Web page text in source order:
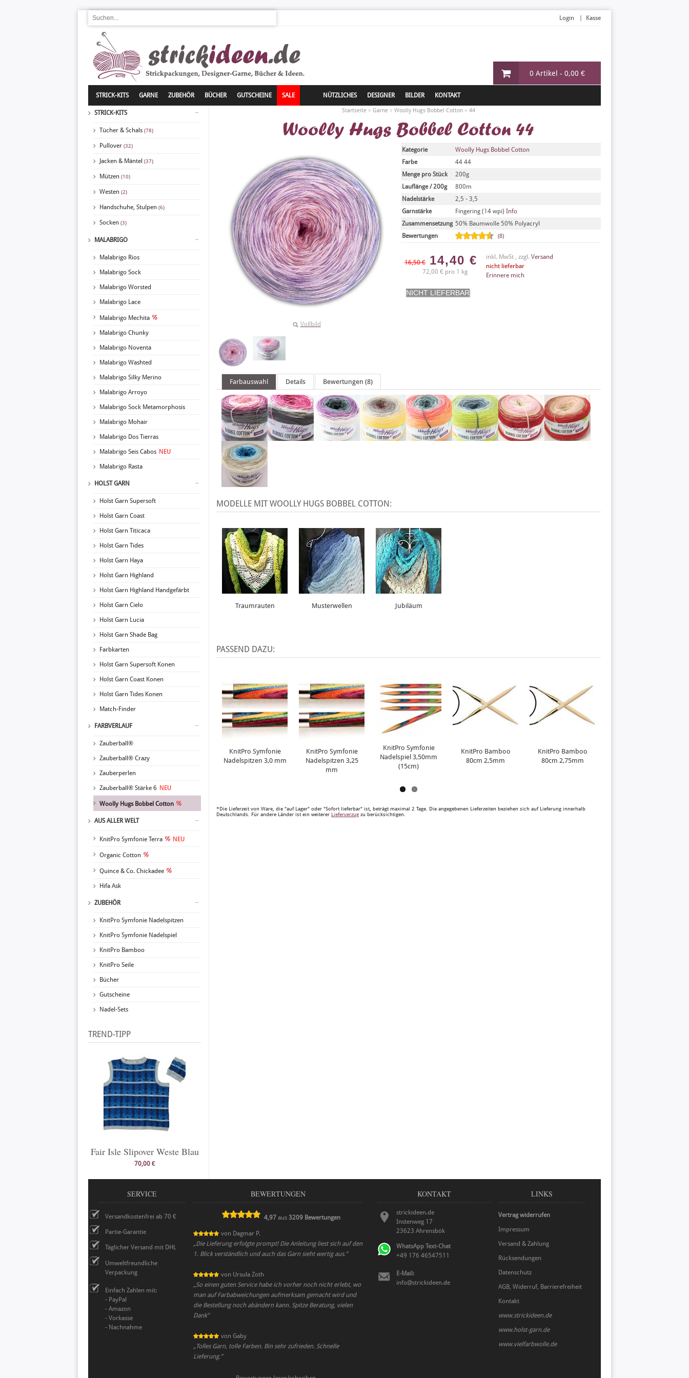
0 Artikel - 0,00 €
Login Kasse
STRICK-KITS GARNE ZUBEHÖR BÜCHER GUTSCHEINE SALE NÜTZLICHES DESIGNER BILDER KONTAKT
STRICK-KITS
Tücher & Schals (78)
Pullover (32)
Jacken & Mäntel (37)
Mützen (10)
Westen (2)
Handschuhe, Stulpen (6)
Socken (3)
MALABRIGO
Malabrigo Rios
Malabrigo Sock
Malabrigo Worsted
Malabrigo Lace
Malabrigo Mechita
Malabrigo Chunky
Malabrigo Noventa
Malabrigo Washted
Malabrigo Silky Merino
Malabrigo Arroyo
Malabrigo Sock Metamorphosis
Malabrigo Mohair
Malabrigo Dos Tierras
Malabrigo Seis Cabos NEU
Malabrigo Rasta
HOLST GARN
Holst Garn Supersoft
Holst Garn Coast
Holst Garn Titicaca
Holst Garn Tides
Holst Garn Haya
Holst Garn Highland
Holst Garn Highland Handgefärbt
Holst Garn Cielo
Holst Garn Lucia
Holst Garn Shade Bag
Farbkarten
Holst Garn Supersoft Konen
Holst Garn Coast Konen
Holst Garn Tides Konen
Match-Finder
FARBVERLAUF
Zauberball®
Zauberball® Crazy
Zauberperlen
Zauberball® Stärke 6 NEU
Woolly Hugs Bobbel Cotton
AUS ALLER WELT
KnitPro Symfonie Terra NEU
Organic Cotton
Quince & Co. Chickadee
Hifa Ask
ZUBEHÖR
KnitPro Symfonie Nadelspitzen
KnitPro Symfonie Nadelspiel
KnitPro Bamboo
KnitPro Seile
Bücher
Gutscheine
Nadel-Sets
TREND-TIPP
Fair Isle Slipover Weste Blau
70,00 €
Startseite » Garne » Woolly Hugs Bobbel Cotton » 44
Woolly Hugs Bobbel Cotton 44
Vollbild
Kategorie
Woolly Hugs Bobbel Cotton
Farbe
44 44
Menge pro Stück
200g
Lauflänge / 200g
800m
Nadelstärke
2,5 - 3,5
Garnstärke
Fingering (14 wpi) Info
Zusammensetzung 50% Baumwolle 50% Polyacryl
Bewertungen
(8)
16,50 € 14,40 €
72,00 € pro 1 kg
inkl. MwSt , zzgl. Versand
nicht lieferbar
Erinnere mich
Farbauswahl Details Bewertungen (8)
MODELLE MIT WOOLLY HUGS BOBBEL COTTON:
Traumrauten Musterwellen Jubiläum
PASSEND DAZU:
KnitPro Symfonie
Nadelspitzen 3,0 mm
KnitPro Symfonie
Nadelspitzen 3,25
mm
KnitPro Symfonie
Nadelspiel 3,50mm
(15cm)
KnitPro Bamboo
80cm 2,5mm
KnitPro Bamboo
80cm 2,75mm
*Die Lieferzeit von Ware, die "auf Lager" oder "Sofort lieferbar" ist, beträgt maximal 2 Tage. Die angegebenen Lieferzeiten beziehen sich auf Lieferung innerhalb
Deutschlands. Für andere Länder ist ein weiterer Lieferverzug zu berücksichtigen.
SERVICE
Versandkostenfrei ab 70 €
Partie-Garantie
Täglicher Versand mit DHL
Umweltfreundliche
Verpackung
Einfach Zahlen mit:
- PayPal
- Amazon
- Vorkasse
- Nachnahme
BEWERTUNGEN
4,97 aus3209 Bewertungen
von Dagmar P.
„Die Lieferung erfolgte prompt! Die Anleitung liest sich auf den
1. Blick verständlich und auch das Garn sieht wertig aus.”
von Ursula Zoth
„So einen guten Service habe ich vorher noch nicht erlebt, wo
man auf Farbabweichungen aufmerksam gemacht wird und
die Bestellung noch abändern kann. Spitze Beratung, vielen
Dank”
von Gaby
„Tolles Garn, tolle Farben. Bin sehr zufrieden. Schnelle
Lieferung.”
KONTAKT
strickideen.de
Instenweg 17
23623 Ahrensbök
WhatsApp Text-Chat
+49 176 46547511
E-Mail:
info@strickideen.de
LINKS
Vertrag widerrufen
Impressum
Versand & Zahlung
Rücksendungen
Datenschutz
AGB, Widerruf, Barrierefreiheit
Kontakt
www.strickideen.de
www.holst-garn.de
www.vielfarbwolle.de